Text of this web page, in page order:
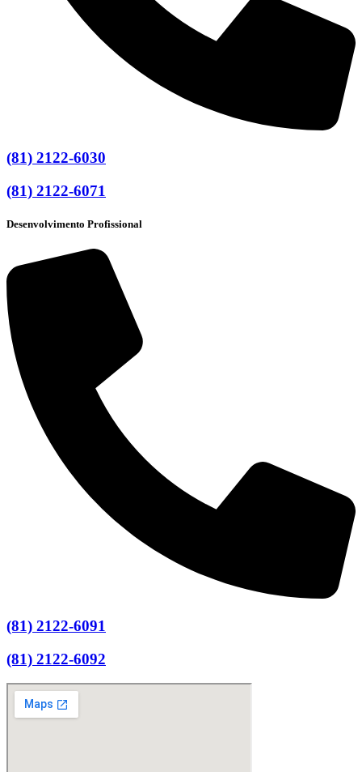
(81) 2122-6030
(81) 2122-6071
Desenvolvimento Profissional
(81) 2122-6091
(81) 2122-6092